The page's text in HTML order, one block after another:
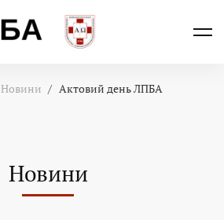
Новини Актовий день ЛПБА
Новини